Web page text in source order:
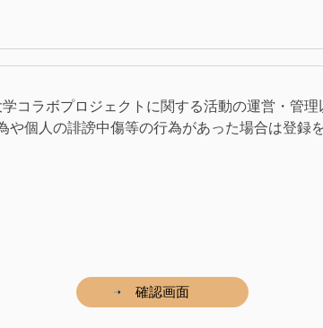
コラボプロジェクトに関する活動の運営・管理
や個人の誹謗中傷等の行為があった場合は登録
確認画面